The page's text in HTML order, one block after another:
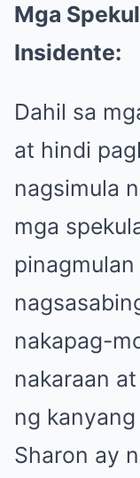
Mga
Insidente:
Dahil sa
at hindi
nagsimula
mga
nakapag-
nakaraan
ng
Sharon ay